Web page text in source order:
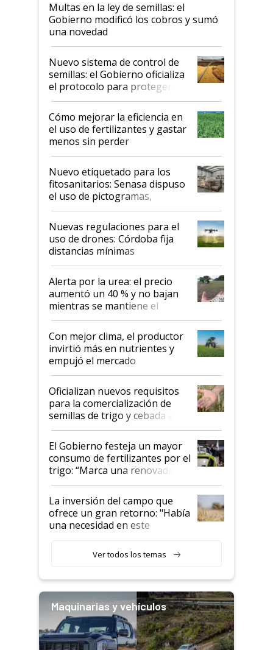
Multas en la ley de semillas: el
Gobierno modificó los cobros y sumó
una novedad
Nuevo sistema de control de
semillas: el Gobierno oficializa
el protocolo para proteger la
propiedad intelectual
Cómo mejorar la eficiencia en
el uso de fertilizantes y gastar
menos sin perder
productividad en la campaña
fina
Nuevo etiquetado para los
fitosanitarios: Senasa dispuso
el uso de pictogramas,
palabras de advertencia e
indicaciones
Nuevas regulaciones para el
uso de drones: Córdoba fija
distancias mínimas
Alerta por la urea: el precio
aumentó un 40 % y no bajan
mientras se mantiene el
conflicto en Medio Oriente
Con mejor clima, el productor
invirtió más en nutrientes y
empujó el mercado
Oficializan nuevos requisitos
para la comercialización de
semillas de trigo y cebada a
granel
El Gobierno festeja un mayor
consumo de fertilizantes por el
trigo: “Marca una renovada
confianza de los productores”
La inversión del campo que
ofrece un gran retorno: "Había
una necesidad en este
Ver todos los temas
Maquinarias y vehículos